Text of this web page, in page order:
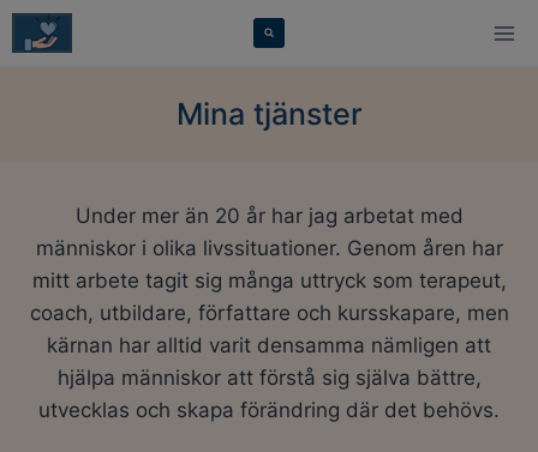
Skip
to
Mina tjänster
Under mer än 20 år har jag arbetat med
människor i olika livssituationer. Genom åren har
mitt arbete tagit sig många uttryck som terapeut,
coach, utbildare, författare och kursskapare, men
kärnan har alltid varit densamma nämligen att
hjälpa människor att förstå sig själva bättre,
utvecklas och skapa förändring där det behövs.
modal-check